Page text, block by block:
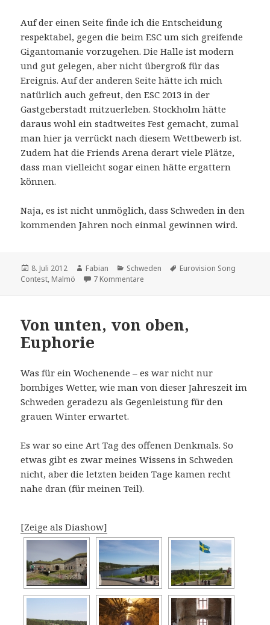
Auf der einen Seite finde ich die Entscheidung
respektabel, gegen die beim ESC um sich greifende
Gigantomanie vorzugehen. Die Halle ist modern
und gut gelegen, aber nicht übergroß für das
Ereignis. Auf der anderen Seite hätte ich mich
natürlich auch gefreut, den ESC 2013 in der
Gastgeberstadt mitzuerleben. Stockholm hätte
daraus wohl ein stadtweites Fest gemacht, zumal
man hier ja verrückt nach diesem Wettbewerb ist.
Zudem hat die Friends Arena derart viele Plätze,
dass man vielleicht sogar einen hätte ergattern
können.
Naja, es ist nicht unmöglich, dass Schweden in den
kommenden Jahren noch einmal gewinnen wird.
Veröffentlicht
am
8. Juli 2012 Autor
Fabian Kategorien
Schweden Schlagwörter
Eurovision Song
Contest, Malmö 7 Kommentare
Von unten, von oben,
Euphorie
Was für ein Wochenende – es war nicht nur
bombiges Wetter, wie man von dieser Jahreszeit im
Schweden geradezu als Gegenleistung für den
grauen Winter erwartet.
Es war so eine Art Tag des offenen Denkmals. So
etwas gibt es zwar meines Wissens in Schweden
nicht, aber die letzten beiden Tage kamen recht
nahe dran (für meinen Teil).
[Zeige als Diashow]